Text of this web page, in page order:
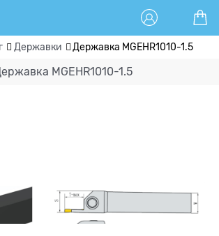
Державки Державка MGEHR1010-1.5
MGEHR1010-1.5